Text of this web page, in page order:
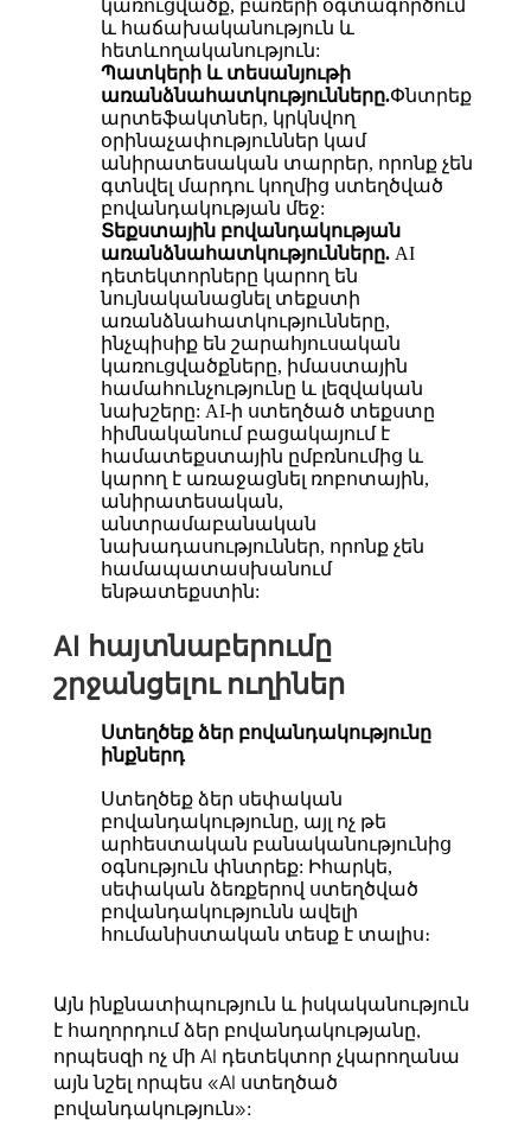
կառուցվածք, բառերի օգտագործում
և հաճախականություն և
հետևողականություն:
Պատկերի և տեսանյութի
առանձնահատկությունները.Փնտրեք
արտեֆակտներ, կրկնվող
օրինաչափություններ կամ
անիրատեսական տարրեր, որոնք չեն
գտնվել մարդու կողմից ստեղծված
բովանդակության մեջ:
Տեքստային բովանդակության
առանձնահատկությունները. AI
դետեկտորները կարող են
նույնականացնել տեքստի
առանձնահատկությունները,
ինչպիսիք են շարահյուսական
կառուցվածքները, իմաստային
համահունչությունը և լեզվական
նախշերը: AI-ի ստեղծած տեքստը
հիմնականում բացակայում է
համատեքստային ըմբռնումից և
կարող է առաջացնել ռոբոտային,
անիրատեսական,
անտրամաբանական
նախադասություններ, որոնք չեն
համապատասխանում
ենթատեքստին:
AI հայտնաբերումը
շրջանցելու ուղիներ
Ստեղծեք ձեր բովանդակությունը
ինքներդ
Ստեղծեք ձեր սեփական
բովանդակությունը, այլ ոչ թե
արհեստական ​​բանականությունից
օգնություն փնտրեք: Իհարկե,
սեփական ձեռքերով ստեղծված
բովանդակությունն ավելի
հումանիստական ​​տեսք է տալիս։
Այն ինքնատիպություն և իսկականություն
է հաղորդում ձեր բովանդակությանը,
որպեսզի ոչ մի AI դետեկտոր չկարողանա
այն նշել որպես «AI ստեղծած
բովանդակություն»: